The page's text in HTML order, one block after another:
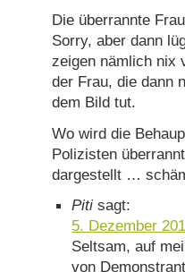
Die überrannte
Sorry, aber dann
zeigen nämlich nix
der Frau, die dann
dem Bild tut.
Wo wird die
Polizisten
dargestellt …
Piti sagt:
5. Dezember
Seltsam, auf
von